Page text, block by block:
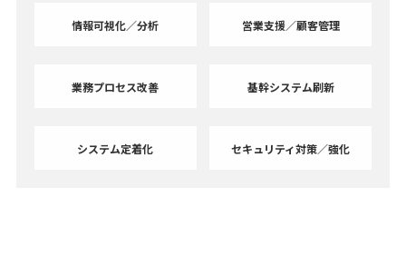
情報可視化／分析 営業支援／顧客管理
業務プロセス改善 基幹システム刷新
システム定着化 セキュリティ対策／強化